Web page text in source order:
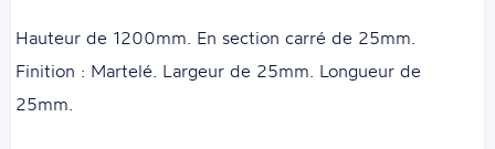
Hauteur de 1200mm. En section carré de 25mm.
Finition : Martelé. Largeur de 25mm. Longueur de
25mm.